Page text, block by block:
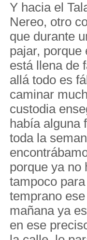
Y hacia el
Nereo, otro
que durante
pajar, porque
está llena de
allá todo es
caminar
custodia
había alguna
toda la
porque ya no
tampoco
temprano
mañana ya
en ese